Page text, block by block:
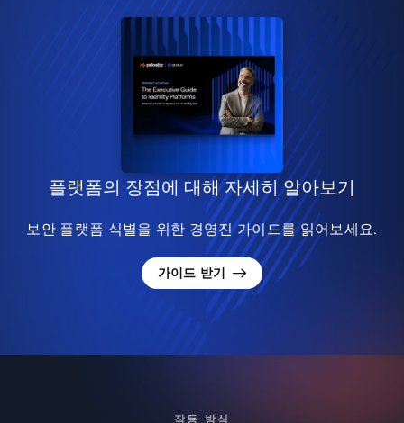
플랫폼의 장점에 대해 자세히 알아보기
보안 플랫폼 식별을 위한 경영진 가이드를 읽어보세요.
가이드 받기
작동 방식